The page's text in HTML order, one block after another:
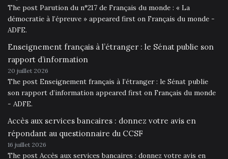
The post Parution du n°217 de Français du monde : « La
démocratie à l’épreuve » appeared first on Français du monde -
ADFE.
Enseignement français à l’étranger : le Sénat publie son
rapport d’information
20 juillet 2026
The post Enseignement français à l’étranger : le Sénat publie
son rapport d’information appeared first on Français du monde
- ADFE.
Accès aux services bancaires : donnez votre avis en
répondant au questionnaire du CCSF
16 juillet 2026
The post Accès aux services bancaires : donnez votre avis en